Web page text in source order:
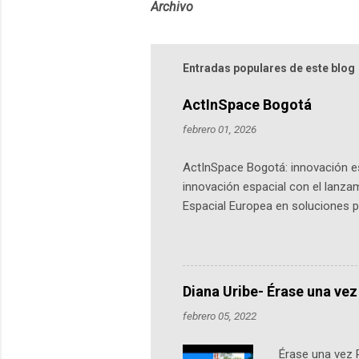
Archivo
Entradas populares de este blog
ActInSpace Bogotá
febrero 01, 2026
ActInSpace Bogotá: innovación
innovación espacial con el
Espacial Europea en soluciones
emprendedores y estudiantes.
más de 60 ciudades, donde
datos orbitales. En Bogotá,
Diana Uribe- Érase una
febrero 05, 2022
Érase una vez